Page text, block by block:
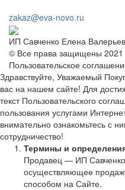
zakaz@eva-novo.ru
ИП Савченко Елена
© Все права защищены 2021
Пользовательское
Здравствуйте, Уважаемый
вас на нашем сайте! Для
текст Пользовательского
пользования услугами
внимательно ознакомьтесь с
сотрудничество!
Термины и
Продавец — ИП
осуществляющее
способом на Сайте.